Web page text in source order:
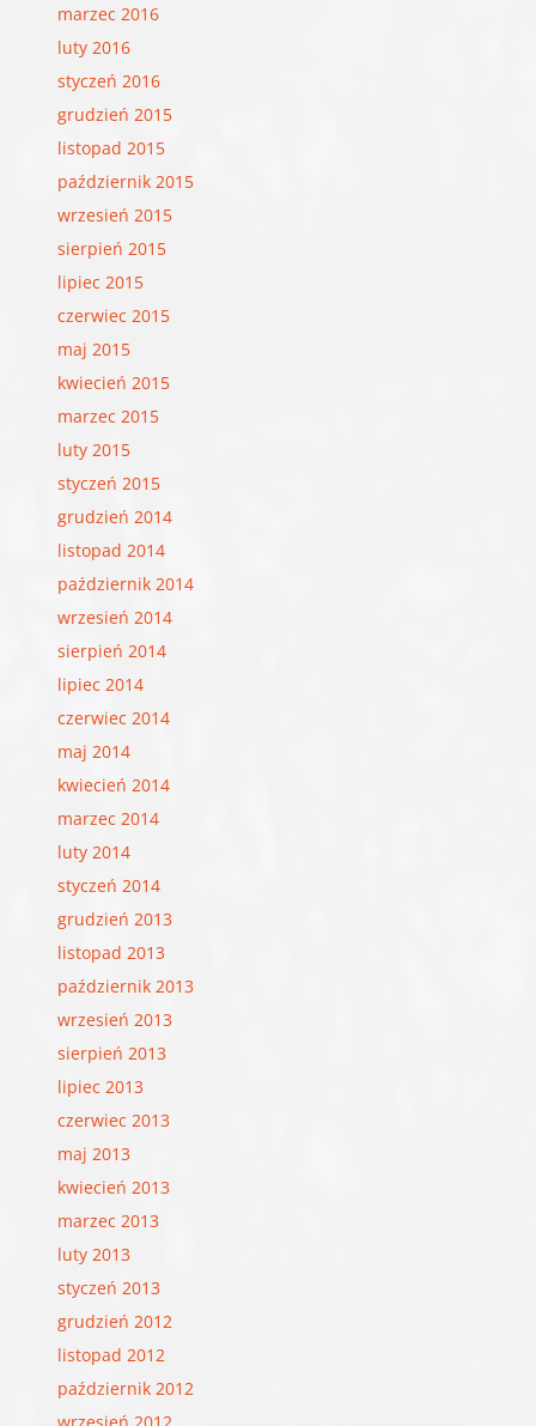
marzec 2016
luty 2016
styczeń 2016
grudzień 2015
listopad 2015
październik 2015
wrzesień 2015
sierpień 2015
lipiec 2015
czerwiec 2015
maj 2015
kwiecień 2015
marzec 2015
luty 2015
styczeń 2015
grudzień 2014
listopad 2014
październik 2014
wrzesień 2014
sierpień 2014
lipiec 2014
czerwiec 2014
maj 2014
kwiecień 2014
marzec 2014
luty 2014
styczeń 2014
grudzień 2013
listopad 2013
październik 2013
wrzesień 2013
sierpień 2013
lipiec 2013
czerwiec 2013
maj 2013
kwiecień 2013
marzec 2013
luty 2013
styczeń 2013
grudzień 2012
listopad 2012
październik 2012